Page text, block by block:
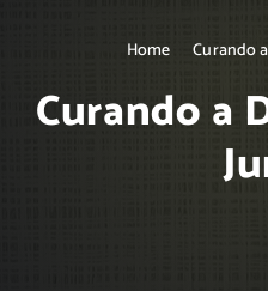
Home Curando
Curando a